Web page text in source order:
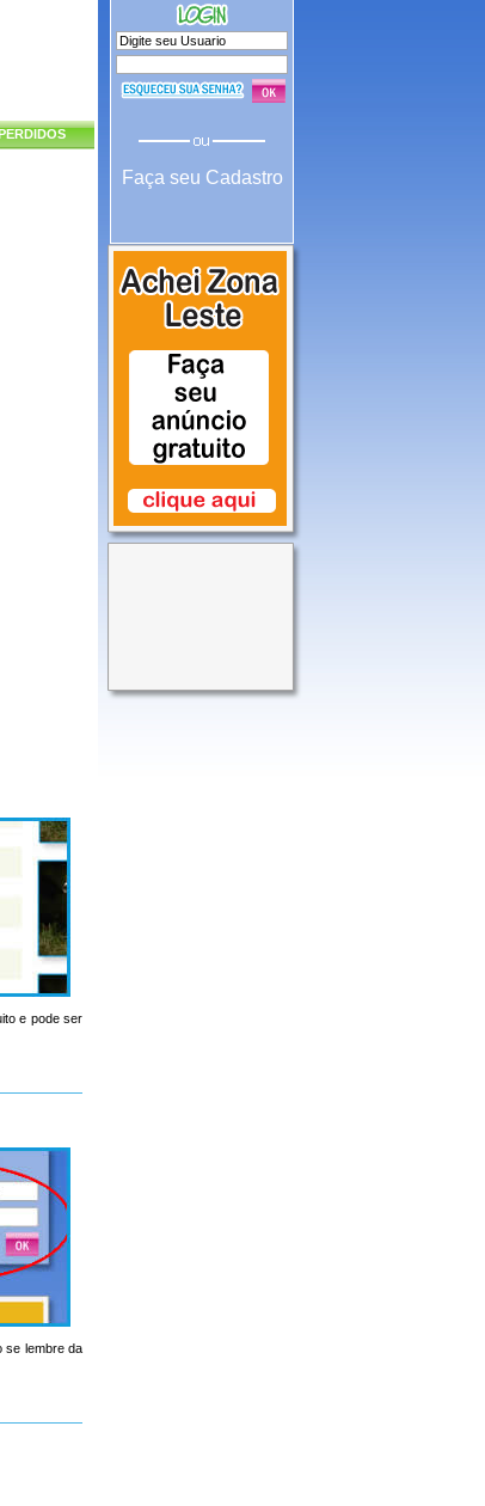
e pode ser
se lembre da
Faça seu Cadastro